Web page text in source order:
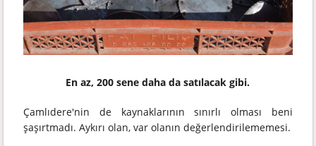
En az, 200 sene daha da satılacak gibi.
Çamlıdere'nin de kaynaklarının sınırlı olması beni
şaşırtmadı. Aykırı olan, var olanın değerlendirilememesi.